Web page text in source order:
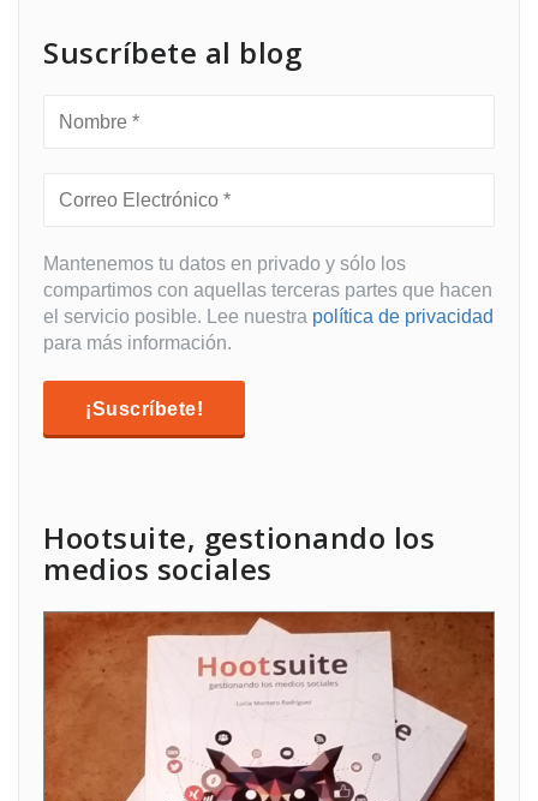
Suscríbete al blog
Mantenemos tu datos en privado y sólo los
compartimos con aquellas terceras partes que hacen
el servicio posible. Lee nuestra política de privacidad
para más información.
Hootsuite, gestionando los
medios sociales